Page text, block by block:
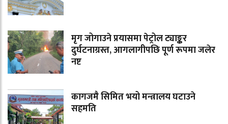
मृग जोगाउने प्रयासमा पेट्रोल ट्याङ्कर
दुर्घटनाग्रस्त, आगलागीपछि पूर्ण रूपमा जलेर
नष्ट
कागजमै सिमित भयो मन्त्रालय घटाउने
सहमति